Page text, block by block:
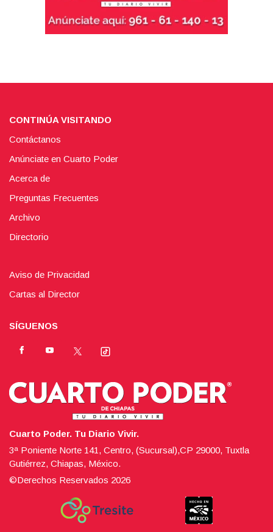
CONTINÚA VISITANDO
Contáctanos
Anúnciate en Cuarto Poder
Acerca de
Preguntas Frecuentes
Archivo
Directorio
Aviso de Privacidad
Cartas al Director
SÍGUENOS
Cuarto Poder. Tu Diario Vivir.
3ª Poniente Norte 141, Centro, (Sucursal),CP 29000, Tuxtla
Gutiérrez, Chiapas, México.
©Derechos Reservados 2026